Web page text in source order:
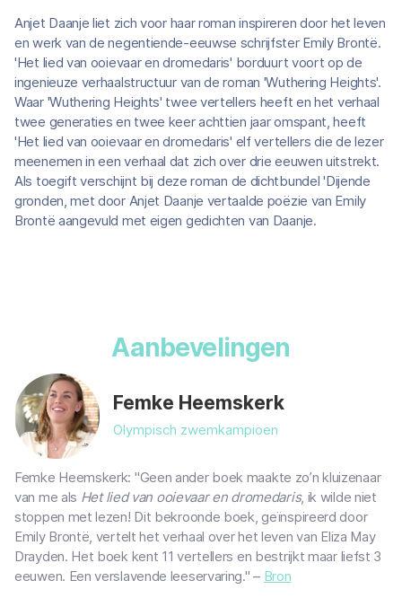
Anjet Daanje liet zich voor haar roman inspireren door het leven
en werk van de negentiende-eeuwse schrijfster Emily Brontë.
'Het lied van ooievaar en dromedaris' borduurt voort op de
ingenieuze verhaalstructuur van de roman 'Wuthering Heights'.
Waar 'Wuthering Heights' twee vertellers heeft en het verhaal
twee generaties en twee keer achttien jaar omspant, heeft
'Het lied van ooievaar en dromedaris' elf vertellers die de lezer
meenemen in een verhaal dat zich over drie eeuwen uitstrekt.
Als toegift verschijnt bij deze roman de dichtbundel 'Dijende
gronden, met door Anjet Daanje vertaalde poëzie van Emily
Brontë aangevuld met eigen gedichten van Daanje.
Aanbevelingen
Femke Heemskerk
Olympisch zwemkampioen
Femke Heemskerk: "Geen ander boek maakte zo’n kluizenaar
van me als Het lied van ooievaar en dromedaris, ik wilde niet
stoppen met lezen! Dit bekroonde boek, geïnspireerd door
Emily Brontë, vertelt het verhaal over het leven van Eliza May
Drayden. Het boek kent 11 vertellers en bestrijkt maar liefst 3
eeuwen. Een verslavende leeservaring." – Bron